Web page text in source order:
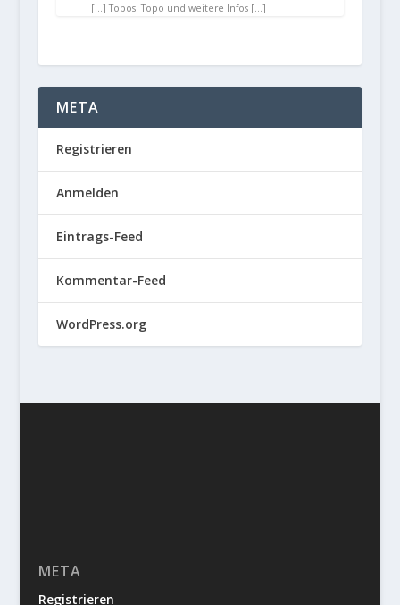
[…] Topos: Topo und weitere Infos […]
META
Registrieren
Anmelden
Eintrags-Feed
Kommentar-Feed
WordPress.org
META
Registrieren